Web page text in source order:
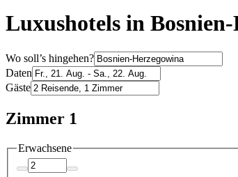
Luxushotels in
Wo soll’s hingehen?
Daten
Gäste
Zimmer 1
Erwachsene